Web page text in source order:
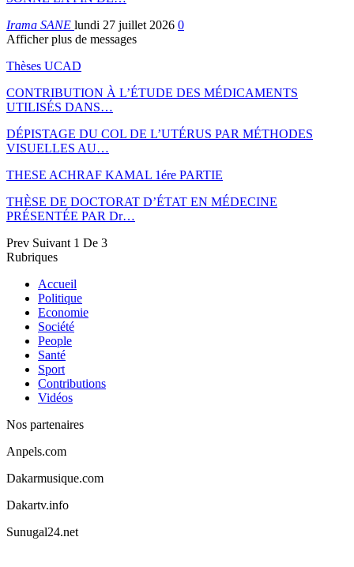
Irama SANE lundi 27 juillet 2026 0
Afficher plus de messages
Thèses UCAD
CONTRIBUTION À L’ÉTUDE DES MÉDICAMENTS
UTILISÉS DANS…
DÉPISTAGE DU COL DE L’UTÉRUS PAR MÉTHODES
VISUELLES AU…
THESE ACHRAF KAMAL 1ére PARTIE
THÈSE DE DOCTORAT D’ÉTAT EN MÉDECINE
PRÉSENTÉE PAR Dr…
Prev Suivant 1 De 3
Rubriques
Accueil
Politique
Economie
Société
People
Santé
Sport
Contributions
Vidéos
Nos partenaires
Anpels.com
Dakarmusique.com
Dakartv.info
Sunugal24.net